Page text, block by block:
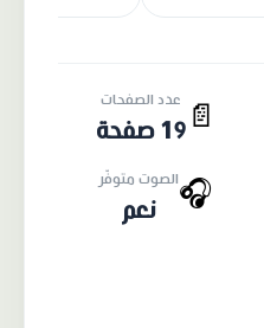
📄
عدد الصفحات
19 صفحة
🎧الصوت متوفّر
نعم